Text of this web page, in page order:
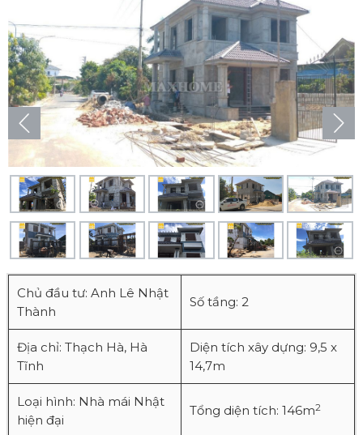
Chủ đầu tư: Anh Lê Nhật
Thành
Số tầng: 2
Địa chỉ: Thạch Hà, Hà
Tĩnh
Diện tích xây dựng: 9,5 x
14,7m
Loại hình: Nhà mái Nhật
hiện đại
Tổng diện tích: 146m2